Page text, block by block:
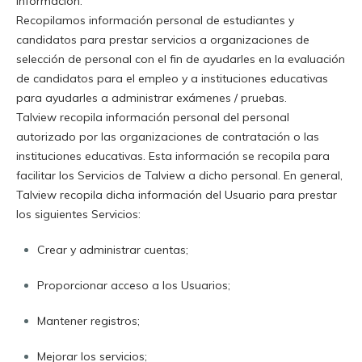
Recopilamos información personal de estudiantes y
candidatos para prestar servicios a organizaciones de
selección de personal con el fin de ayudarles en la evaluación
de candidatos para el empleo y a instituciones educativas
para ayudarles a administrar exámenes / pruebas.
Talview recopila información personal del personal
autorizado por las organizaciones de contratación o las
instituciones educativas. Esta información se recopila para
facilitar los Servicios de Talview a dicho personal. En general,
Talview recopila dicha información del Usuario para prestar
los siguientes Servicios:
Crear y administrar cuentas;
Proporcionar acceso a los Usuarios;
Mantener registros;
Mejorar los servicios;